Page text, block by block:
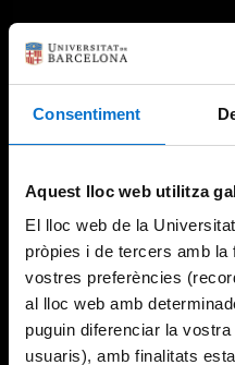
Consentiment
Aquest lloc web utilitza
El lloc web de la
pròpies i de tercers amb la
vostres preferències
al lloc web amb
puguin diferenciar la vostra
usuaris), amb finalitats